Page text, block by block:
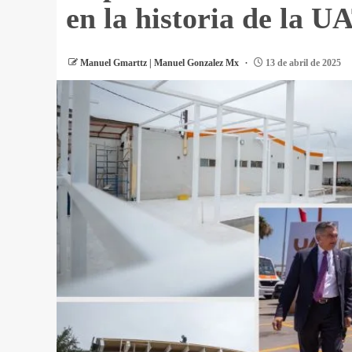
en la historia de la
Manuel Gmarttz | Manuel Gonzalez Mx 13 de abril de 2025